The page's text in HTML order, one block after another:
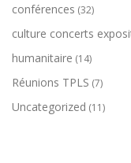
n
d
e
s
r
conférences (32)
culture concerts
humanitaire (14)
Réunions TPLS (7)
Uncategorized (11)